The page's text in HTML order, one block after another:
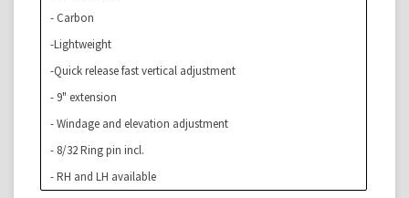
- Carbon
-Lightweight
-Quick release fast vertical adjustment
- 9" extension
- Windage and elevation adjustment
- 8/32 Ring pin incl.
- RH and LH available